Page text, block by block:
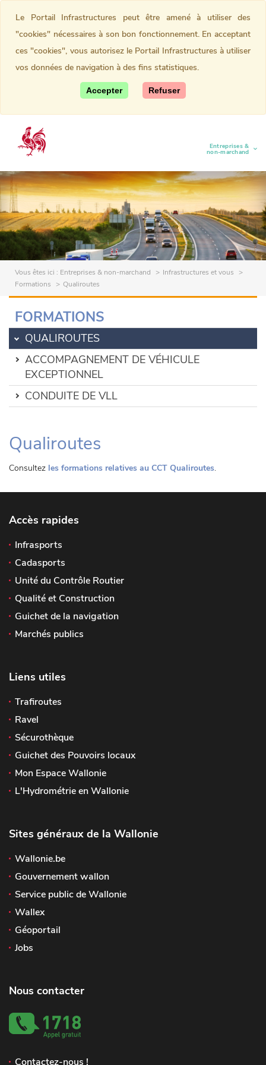
Entreprises &
non-marchand
(current)
Vous êtes ici : Entreprises & non-marchand
Infrastructures et vous
Formations
Qualiroutes
FORMATIONS
QUALIROUTES
ACCOMPAGNEMENT DE VÉHICULE
EXCEPTIONNEL
CONDUITE DE VLL
Qualiroutes
Consultez les formations relatives au CCT Qualiroutes.
Accès rapides
Infrasports
Cadasports
Unité du Contrôle Routier
Qualité et Construction
Guichet de la navigation
Marchés publics
Liens utiles
Trafiroutes
Ravel
Sécurothèque
Guichet des Pouvoirs locaux
Mon Espace Wallonie
L'Hydrométrie en Wallonie
Sites généraux de la Wallonie
Wallonie.be
Gouvernement wallon
Service public de Wallonie
Wallex
Géoportail
Jobs
Nous contacter
Contactez-nous !
Le Portail Infrastructures peut être amené à utiliser des
"cookies" nécessaires à son bon fonctionnement. En acceptant
ces "cookies", vous autorisez le Portail Infrastructures à utiliser
vos données de navigation à des fins statistiques.
Accepter Refuser